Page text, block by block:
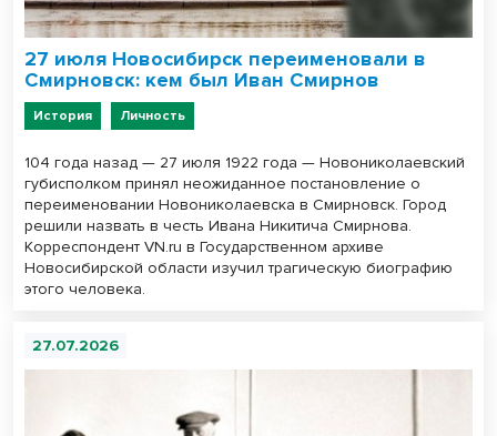
27 июля Новосибирск переименовали в
Смирновск: кем был Иван Смирнов
История Личность
104 года назад — 27 июля 1922 года — Новониколаевский
губисполком принял неожиданное постановление о
переименовании Новониколаевска в Смирновск. Город
решили назвать в честь Ивана Никитича Смирнова.
Корреспондент VN.ru в Государственном архиве
Новосибирской области изучил трагическую биографию
этого человека.
27.07.2026